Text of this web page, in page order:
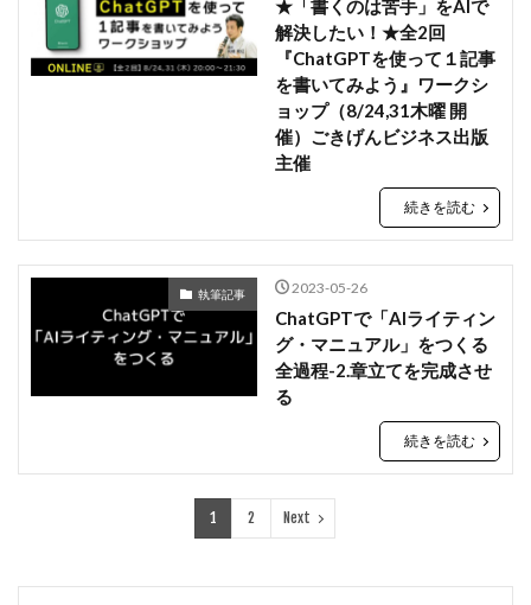
★「書くのは苦手」をAIで
解決したい！★全2回
『ChatGPTを使って１記事
を書いてみよう』ワークシ
ョップ（8/24,31木曜 開
催）ごきげんビジネス出版
主催
続きを読む
執筆記事 2023-05-26
ChatGPTで「AIライティン
グ・マニュアル」をつくる
全過程-2.章立てを完成させ
る
続きを読む
1 2 Next